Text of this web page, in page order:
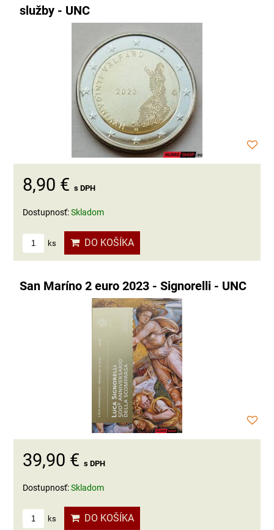
služby - UNC
8,90 € s DPH
Dostupnosť:Skladom
ks DO KOŠÍKA
San Maríno 2 euro 2023 - Signorelli - UNC
39,90 € s DPH
Dostupnosť:Skladom
ks DO KOŠÍKA